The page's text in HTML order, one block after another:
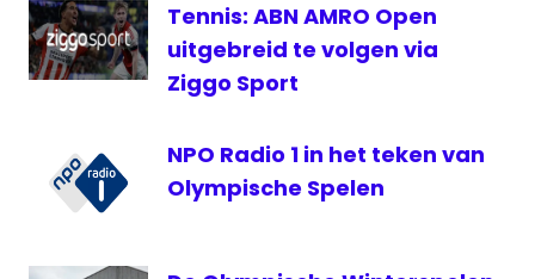
Nederlands
Elftal
NOS
oranje
live
Tennis: ABN AMRO Open
uitgebreid te volgen via
Ziggo Sport
NPO Radio 1 in het teken van
Olympische Spelen